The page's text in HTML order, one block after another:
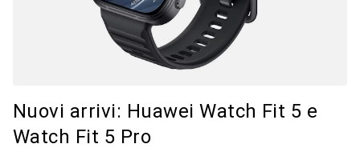
Nuovi arrivi: Huawei Watch Fit 5 e
Watch Fit 5 Pro